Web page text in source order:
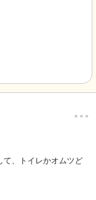
…
て、トイレかオムツど